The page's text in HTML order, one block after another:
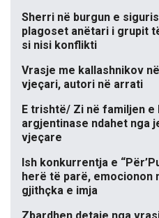
Sherri në burgun e
plagoset anëtari i grupit
si nisi konflikti
Vrasje me kallashnikov
vjeçari, autori në arrati
E trishtë/ Zi në familjen e
argjentinase ndahet nga
vjeçare
Ish konkurrentja e
herë të parë, emocionon
gjithçka e imja